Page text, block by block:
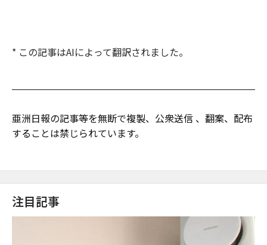
* この記事はAIによって翻訳されました。
亜洲日報の記事等を無断で複製、公衆送信 、翻案、配布
することは禁じられています。
注目記事